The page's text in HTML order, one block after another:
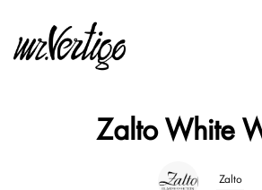
Zalto White
Zalto